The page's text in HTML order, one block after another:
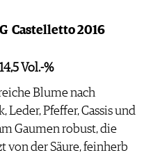
Castelletto 2016
Vol.-%
Blume nach
Leder, Pfeffer, Cassis und
Gaumen robust, die
von der Säure, feinherb